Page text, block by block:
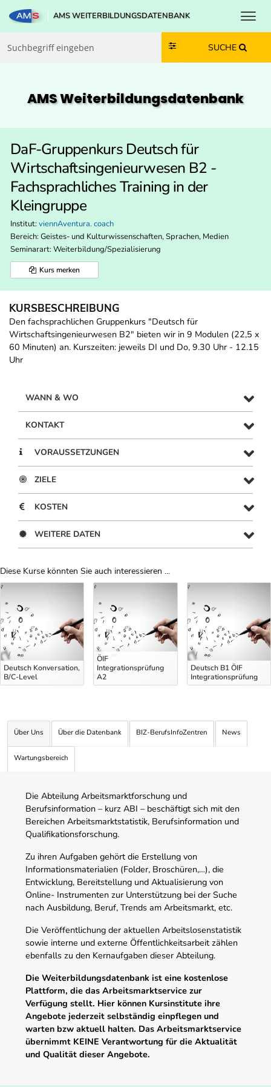
Zum Inhalt springen
Zum Navmenü springen
Zur Suche springen
Zur Footer springen
AMS WEITERBILDUNGSDATENBANK
SUCHE
AMS Weiterbildungs­datenbank
DaF-Gruppenkurs Deutsch für
Wirtschaftsingenieurwesen B2 -
Fachsprachliches Training in der
Kleingruppe
Institut: viennAventura. coach
Bereich: Geistes- und Kulturwissenschaften, Sprachen, Medien
Seminarart: Weiterbildung/Spezialisierung
Kurs merken
KURSBESCHREIBUNG
Den fachsprachlichen Gruppenkurs "Deutsch für
Wirtschaftsingenieurwesen B2" bieten wir in 9 Modulen (22,5 x
60 Minuten) an. Kurszeiten: jeweils DI und Do, 9.30 Uhr - 12.15
Uhr
WANN & WO
KONTAKT
VORAUSSETZUNGEN
ZIELE
KOSTEN
WEITERE DATEN
Diese Kurse könnten Sie auch interessieren ...
Uber Weiterbildungsvorschläge
Deutsch Konversation,
B/C-Level
ÖIF
Integrationsprüfung
A2
Deutsch B1 ÖIF
Integrationsprüfung
Über Uns Über die Datenbank BIZ-BerufsInfoZentren News
Wartungsbereich
Die Abteilung Arbeitsmarktforschung und
Berufsinformation – kurz ABI – beschäftigt sich mit den
Bereichen Arbeitsmarktstatistik, Berufsinformation und
Qualifikationsforschung.
Zu ihren Aufgaben gehört die Erstellung von
Informationsmaterialien (Folder, Broschüren,…), die
Entwicklung, Bereitstellung und Aktualisierung von
Online- Instrumenten zur Unterstützung bei der Suche
nach Ausbildung, Beruf, Trends am Arbeitsmarkt, etc.
Die Veröffentlichung der aktuellen Arbeitslosenstatistik
sowie interne und externe Öffentlichkeitsarbeit zählen
ebenfalls zu den Kernaufgaben dieser Abteilung.
Die Weiterbildungsdatenbank ist eine kostenlose
Plattform, die das Arbeitsmarktservice zur
Verfügung stellt. Hier können Kursinstitute ihre
Angebote jederzeit selbständig einpflegen und
warten bzw aktuell halten. Das Arbeitsmarktservice
übernimmt KEINE Verantwortung für die Aktualität
und Qualität dieser Angebote.